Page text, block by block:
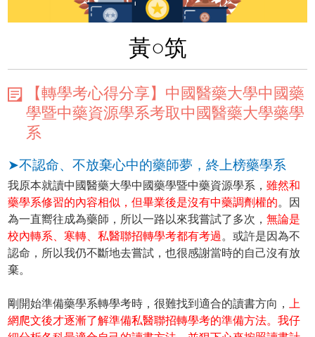
黃○筑
【轉學考心得分享】中國醫藥大學中國藥
學暨中藥資源學系考取中國醫藥大學藥學
系
➤不認命、不放棄心中的藥師夢，終上榜藥學系
我原本就讀中國醫藥大學中國藥學暨中藥資源學系，雖然和
藥學系修習的內容相似，但畢業後是沒有中藥調劑權的。因
為一直嚮往成為藥師，所以一路以來我嘗試了多次，無論是
校內轉系、寒轉、私醫聯招轉學考都有考過 。或許是因為不
認命，所以我仍不斷地去嘗試，也很感謝當時的自己沒有放
棄。
剛開始準備藥學系轉學考時，很難找到適合的讀書方向，
上
網爬文後才逐漸了解準備私醫聯招轉學考的準備方法。我仔